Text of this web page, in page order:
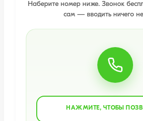
Наберите номер ниже. Звонок
сам — вводить ничего
НАЖМИТЕ, ЧТОБЫ